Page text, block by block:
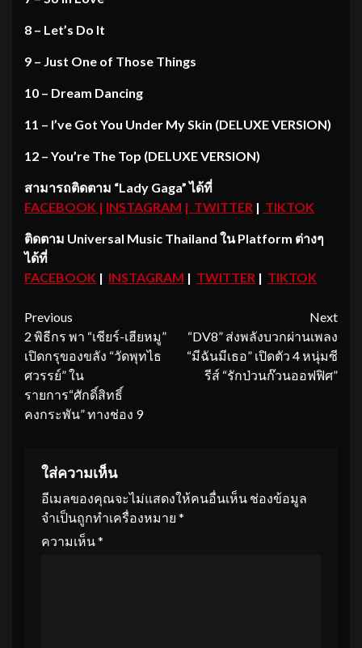
8 – Let’s Do It
9 – Just One of Those Things
10 – Dream Dancing
11 – I’ve Got You Under My Skin (DELUXE VERSION)
12 – You’re The Top (DELUXE VERSION)
สามารถติดตาม “Lady Gaga” ได้ที่
FACEBOOK | INSTAGRAM | TWITTER | TIKTOK
ติดตาม Universal Music Thailand ใน Platform ต่างๆ
ได้ที่
FACEBOOK | INSTAGRAM | TWITTER | TIKTOK
Continue
Reading
Previous
2 พิธีกร พา “เชียร์-เฮียหมู”
เปิดกรุของขลัง “วัดพุทไธ
ศวรรย์” ใน
รายการ“ศักดิ์สิทธิ์
คงกระพัน” ทางช่อง 9
Next
“DV8” ส่งพลังบวกผ่านเพลง
“มีฉันมีเธอ” เปิดตัว 4 หนุ่มซี
รีส์ “รักป่วนก๊วนออฟฟิศ”
ใส่ความเห็น
อีเมลของคุณจะไม่แสดงให้คนอื่นเห็น ช่องข้อมูล
จำเป็นถูกทำเครื่องหมาย *
ความเห็น*